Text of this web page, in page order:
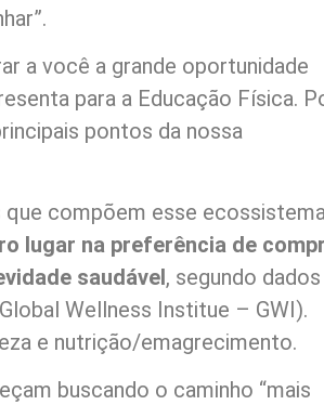
a você a grande oportunidade
para a Educação Física.
pontos da nossa
compõem esse ecossistema
lugar na preferência de
saudável, segundo dados
Wellness Institue – GWI).
e nutrição/emagrecimento.
buscando o caminho “mais